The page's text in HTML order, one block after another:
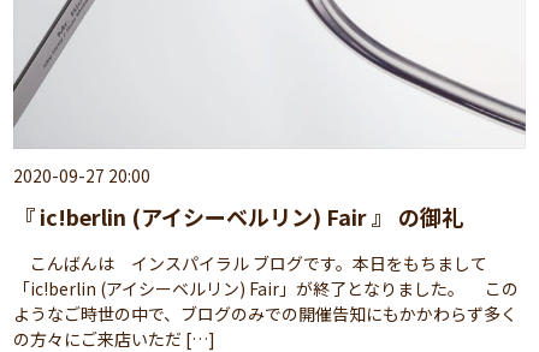
2020-09-27 20:00
『 ic!berlin (アイシーベルリン) Fair 』 の御礼
こんばんは インスパイラル ブログです。本日をもちまして
「ic!berlin (アイシーベルリン) Fair」が終了となりました。 この
ようなご時世の中で、ブログのみでの開催告知にもかかわらず多く
の方々にご来店いただ […]